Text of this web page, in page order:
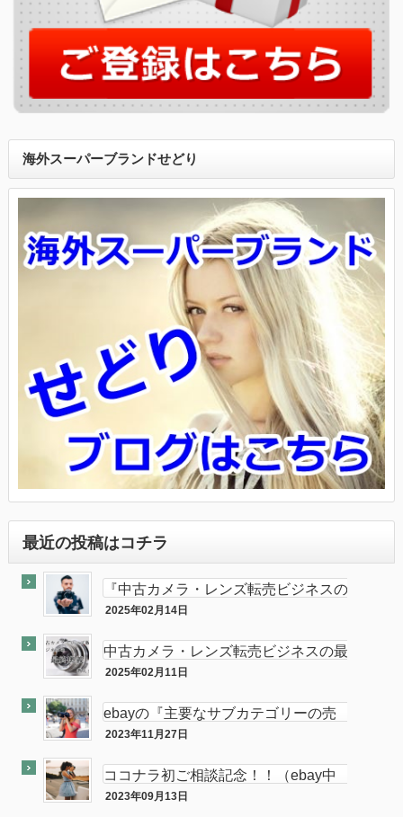
海外スーパーブランドせどり
最近の投稿はコチラ
『中古カメラ・レンズ転売ビジネスの
最終奥義教えます』のebay輸出会員
2025年02月14日
中古カメラ・レンズ転売ビジネスの最
終奥義教えます…を販売開始し数ヶ月
2025年02月11日
ebayの『主要なサブカテゴリーの売
れ筋』がカメラである件
2023年11月27日
ココナラ初ご相談記念！！（ebay中
古フィルムカメラ輸出の相談をお受け
2023年09月13日